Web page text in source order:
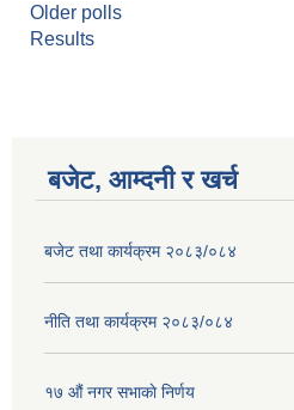
Older polls
Results
बजेट, आम्दनी र खर्च
बजेट तथा कार्यक्रम २०८३/०८४
नीति तथा कार्यक्रम २०८३/०८४
१७ ‌‍औं नगर सभाकाे निर्णय